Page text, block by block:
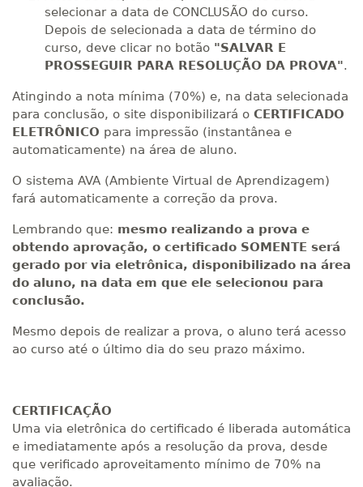
selecionar a data de CONCLUSÃO do curso.
Depois de selecionada a data de término do
curso, deve clicar no botão "SALVAR E
PROSSEGUIR PARA RESOLUÇÃO DA PROVA".
Atingindo a nota mínima (70%) e, na data selecionada
para conclusão, o site disponibilizará o CERTIFICADO
ELETRÔNICO para impressão (instantânea e
automaticamente) na área de aluno.
O sistema AVA (Ambiente Virtual de Aprendizagem)
fará automaticamente a correção da prova.
Lembrando que: mesmo realizando a prova e
obtendo aprovação, o certificado SOMENTE será
gerado por via eletrônica, disponibilizado na área
do aluno, na data em que ele selecionou para
conclusão.
Mesmo depois de realizar a prova, o aluno terá acesso
ao curso até o último dia do seu prazo máximo.
CERTIFICAÇÃO
Uma via eletrônica do certificado é liberada automática
e imediatamente após a resolução da prova, desde
que verificado aproveitamento mínimo de 70% na
avaliação.